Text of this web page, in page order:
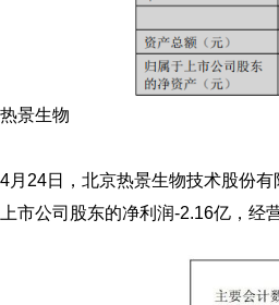
热景生物
4月24日，北京热景生物技术股份
上市公司股东的净利润-2.16亿，经